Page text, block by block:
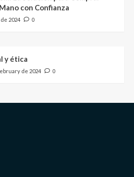
con Confianza
2024 0
y ética
de 2024 0